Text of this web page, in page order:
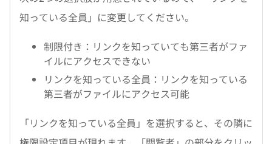
知っている全員」に変更してください。
制限付き：リンクを知っていても第三者がファ
イルにアクセスできない
リンクを知っている全員：リンクを知っている
第三者がファイルにアクセス可能
「リンクを知っている全員」を選択すると、その隣に